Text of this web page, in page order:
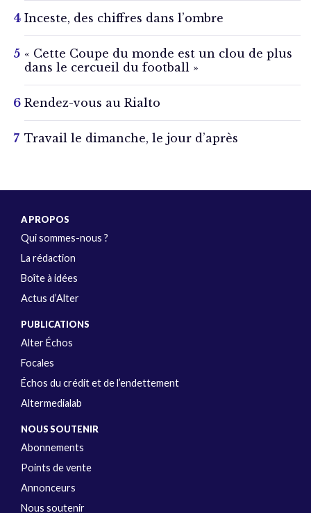
Inceste, des chiffres dans l’ombre
« Cette Coupe du monde est un clou de plus
dans le cercueil du football »
Rendez-vous au Rialto
Travail le dimanche, le jour d’après
A PROPOS
Qui sommes-nous ?
La rédaction
Boîte à idées
Actus d’Alter
PUBLICATIONS
Alter Échos
Focales
Échos du crédit et de l’endettement
Altermedialab
NOUS SOUTENIR
Abonnements
Points de vente
Annonceurs
Nous soutenir